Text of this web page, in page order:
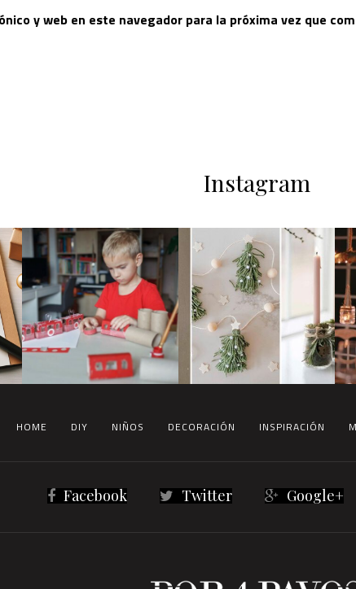
y web en este navegador para la próxima vez que
Instagram
HOME DIY NIÑOS DECORACIÓN INSPIRACIÓN
Facebook Twitter Google+